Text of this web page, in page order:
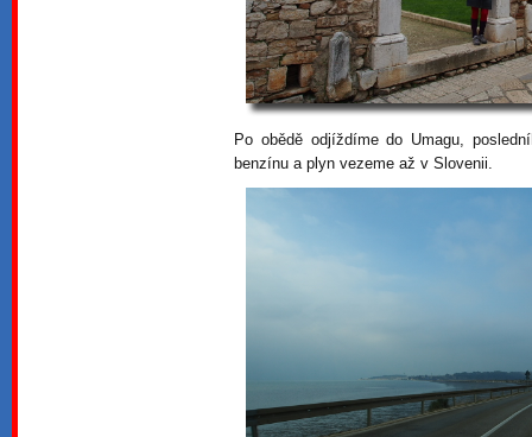
Po obědě odjíždíme do Umagu,
benzínu a plyn vezeme až v Slovenii.